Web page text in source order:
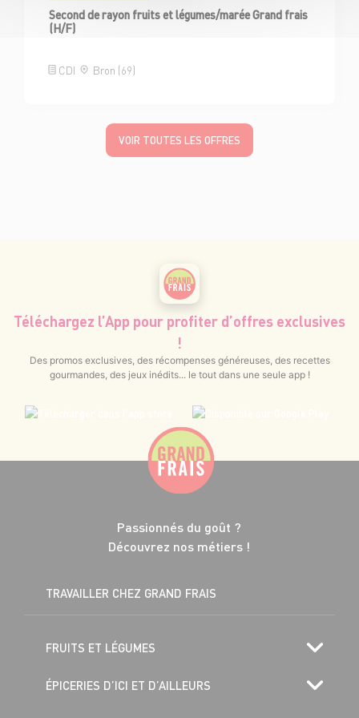
Second de rayon fruits et légumes/marée Grand frais
(H/F)
CDI Bron (69)
VOIR TOUTES LES OFFRES
Téléchargez l’App pour profiter d’offres exclusives
!
Des promos exclusives, des récompenses généreuses, des recettes
gourmandes, des jeux inédits... le tout dans une seule app !
Passionnés du goût ?
Découvrez nos métiers !
TRAVAILLER CHEZ GRAND FRAIS
FRUITS ET LÉGUMES
ÉPICERIES D’ICI ET D’AILLEURS